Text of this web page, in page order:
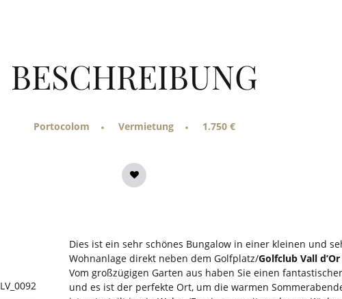
BESCHREIBUNG
Portocolom Vermietung 1.750 €
Dies ist ein sehr schönes Bungalow in einer kleinen und
Wohnanlage direkt neben dem Golfplatz/Golfclub Vall d’Or
Vom großzügigen Garten aus haben Sie einen
und es ist der perfekte Ort, um die warmen
LV_0092